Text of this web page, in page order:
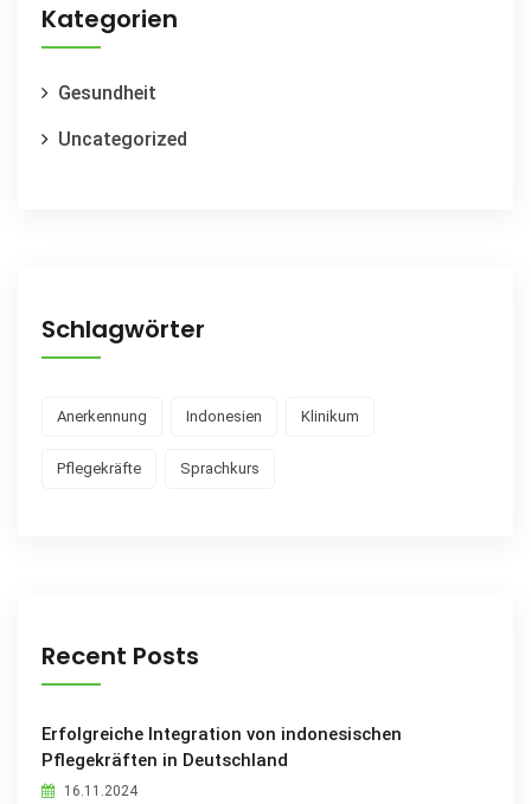
Kategorien
Gesundheit
Uncategorized
Schlagwörter
Anerkennung Indonesien Klinikum
Pflegekräfte Sprachkurs
Recent Posts
Erfolgreiche Integration von indonesischen
Pflegekräften in Deutschland
16.11.2024